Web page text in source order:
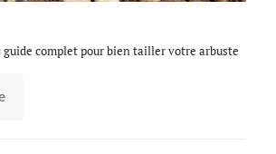
complet pour bien tailler votre arbuste